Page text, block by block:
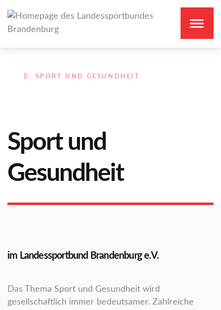
SPORT UND GESUNDHEIT
Sport und
Gesundheit
im Landessportbund Brandenburg e.V.
Das Thema Sport und Gesundheit wird
gesellschaftlich immer bedeutsamer. Zahlreiche